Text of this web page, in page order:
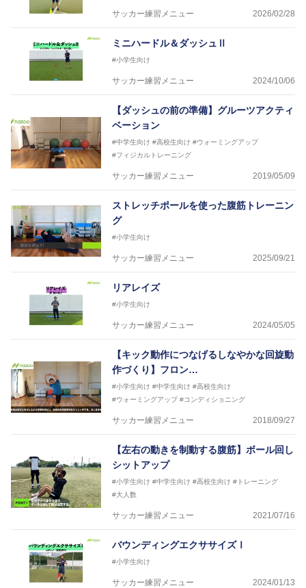
サッカー練習メニュー 2026/02/28
ミニハードル＆ダッシュⅡ
#小学生向け
サッカー練習メニュー 2024/10/06
【ダッシュの前の準備】グルーツアクティ
ベーション
#中学生向け #高校生向け #ウォーミングアップ
#フィジカルトレーニング
サッカー練習メニュー 2019/05/09
ストレッチポールを使った腹筋トレーニン
グ
#小学生向け
サッカー練習メニュー 2025/09/21
リアレイズ
#小学生向け
サッカー練習メニュー 2024/05/05
【キック動作につなげるしなやかな回旋動
作づくり】フロン…
#小学生向け #中学生向け #高校生向け
#ウォーミングアップ #コンディショニング
サッカー練習メニュー 2018/09/27
【左右の動きを制動する腹筋】ボール回し
シットアップ
#小学生向け #中学生向け #高校生向け #トレーニング
#大人数
サッカー練習メニュー 2021/07/16
バウンディングエクササイズⅠ
#小学生向け
サッカー練習メニュー 2024/01/13